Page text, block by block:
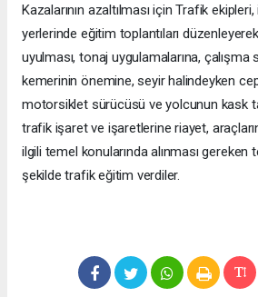
Kazalarının azaltılması için Trafik
yerlerinde eğitim toplantıları
uyulması, tonaj uygulamalarına,
kemerinin önemine, seyir halindeyken
motorsiklet sürücüsü ve yolcunun kask
trafik işaret ve işaretlerine riayet,
ilgili temel konularında alınması gereken
şekilde trafik eğitim verdiler.